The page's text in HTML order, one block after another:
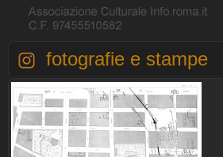
fotografie e stampe